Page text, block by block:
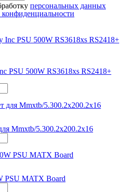
персональных данных
PSU 500W RS3618xs RS2418+
Mmxtb/5.300.2x200.2x16
PSU MATX Board